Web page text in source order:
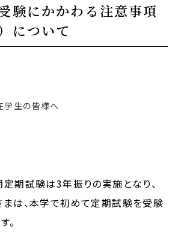
験にかかわる注意事項
について
学生の皆様へ
期試験は3年振りの実施となり、
まは、本学で初めて定期試験を受験
。